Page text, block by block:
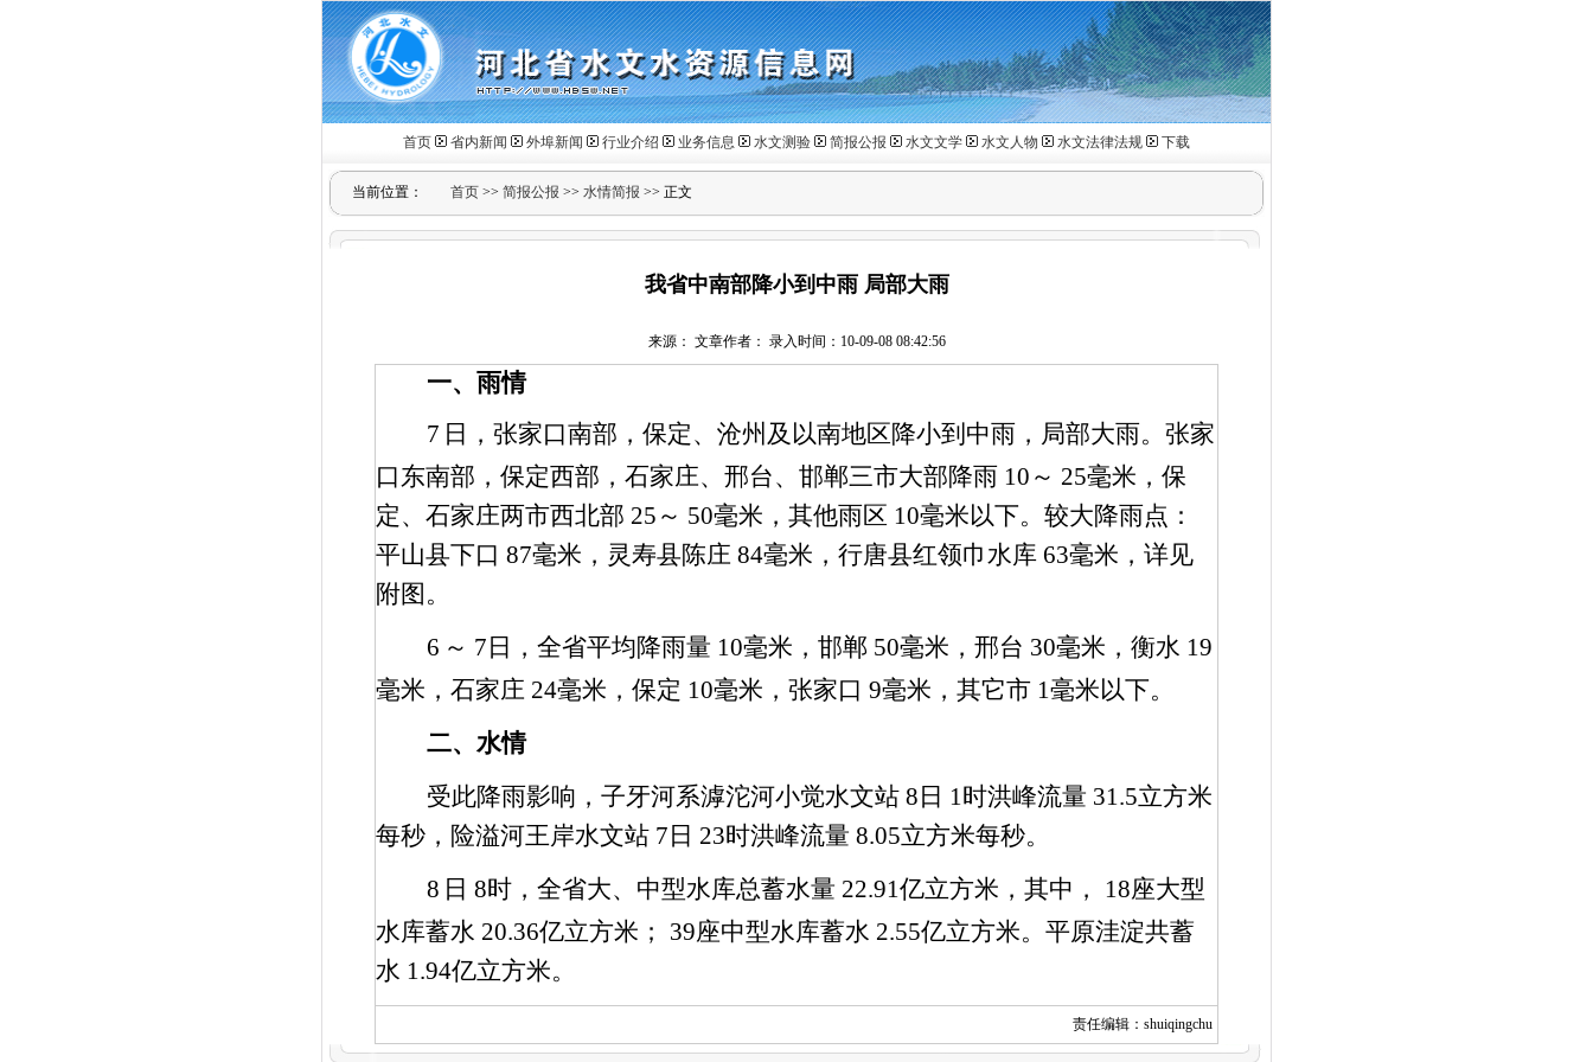
首页 省内新闻 外埠新闻 行业介绍 业务信息 水文测验 简报公报 水文文学 水文人物 水文法律法规 下载
当前位置： 首页 >> 简报公报 >> 水情简报 >> 正文
我省中南部降小到中雨 局部大雨
来源： 文章作者： 录入时间：10-09-08 08:42:56
一、雨情
7 日，张家口南部，保定、沧州及以南地区降小到中雨，局部大雨。张家
口东南部，保定西部，石家庄、邢台、邯郸三市大部降雨 10 ～ 25毫米，保
定、石家庄两市西北部 25 ～ 50毫米，其他雨区 10毫米以下。较大降雨点：
平山县下口 87毫米，灵寿县陈庄 84毫米，行唐县红领巾水库 63毫米，详见
附图。
6 ～ 7 日，全省平均降雨量 10毫米，邯郸 50毫米，邢台 30毫米，衡水 19
毫米，石家庄 24毫米，保定 10毫米，张家口 9毫米，其它市 1毫米以下。
二、水情
受此降雨影响，子牙河系滹沱河小觉水文站 8 日 1时洪峰流量 31.5立方米
每秒，险溢河王岸水文站 7 日 23时洪峰流量 8.05立方米每秒。
8 日 8时，全省大、中型水库总蓄水量 22.91亿立方米，其中， 18座大型
水库蓄水 20.36亿立方米； 39座中型水库蓄水 2.55亿立方米。平原洼淀共蓄
水 1.94亿立方米。
责任编辑：shuiqingchu